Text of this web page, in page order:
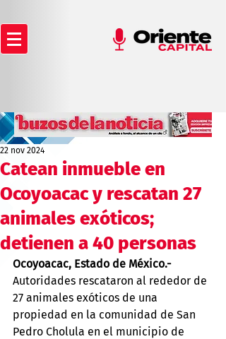
Catean inmueble en
Ocoyoacac y rescatan 27
animales exóticos;
detienen a 40 personas
22 nov 2024
Ocoyoacac, Estado de México.-
Autoridades rescataron al rededor de
27 animales exóticos de una
propiedad en la comunidad de San
Pedro Cholula en el municipio de